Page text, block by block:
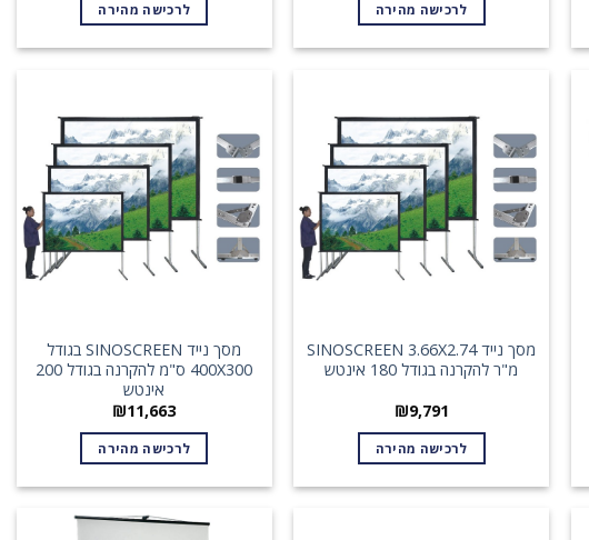
לרכישה מהירה לרכישה מהירה
מסך נייד SINOSCREEN 3.66X2.74
מ"ר להקרנה בגודל 180 אינטש
₪9,791
לרכישה מהירה
מסך נייד SINOSCREEN בגודל
400X300 ס"מ להקרנה בגודל 200
אינטש
₪11,663
לרכישה מהירה